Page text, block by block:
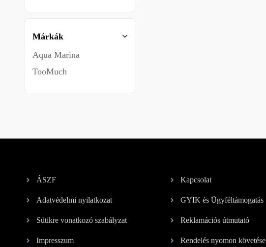
Márkák
Aqua Marina
TooMuch
ÁSZF
Adatvédelmi nyilatkozat
Sütikre vonatkozó szabályzat
Impresszum
Kapcsolat
GYIK és Ügyféltámogatás
Reklamációs útmutató
Rendelés nyomon követése